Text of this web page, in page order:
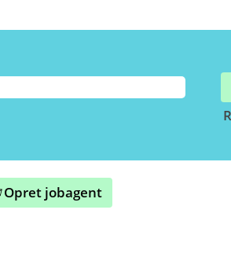
Opret jobagent